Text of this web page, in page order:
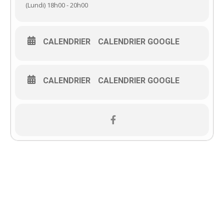
(Lundi) 18h00 - 20h00
CALENDRIER CALENDRIER GOOGLE
CALENDRIER CALENDRIER GOOGLE